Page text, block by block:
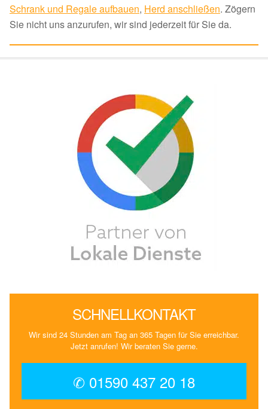
Schrank und Regale aufbauen, Herd anschließen. Zögern
Sie nicht uns anzurufen, wir sind jederzeit für Sie da.
SCHNELLKONTAKT
Wir sind 24 Stunden am Tag an 365 Tagen für Sie erreichbar.
Jetzt anrufen! Wir beraten Sie gerne.
✆ 01590 437 20 18